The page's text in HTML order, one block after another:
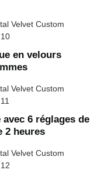
en velours
6 réglages de
2 heures